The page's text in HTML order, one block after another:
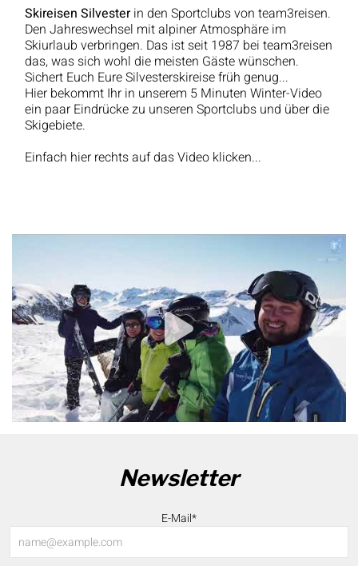
Skireisen Silvesterin den Sportclubs von team3reisen.
Den Jahreswechsel mit alpiner Atmosphäre im
Skiurlaub verbringen. Das ist seit 1987 bei team3reisen
das, was sich wohl die meisten Gäste wünschen.
Sichert Euch Eure Silvesterskireise früh genug...
Hier bekommt Ihr in unserem 5 Minuten Winter-Video
ein paar Eindrücke zu unseren Sportclubs und über die
Skigebiete.
Einfach hier rechts auf das Video klicken...
Newsletter
E-Mail*